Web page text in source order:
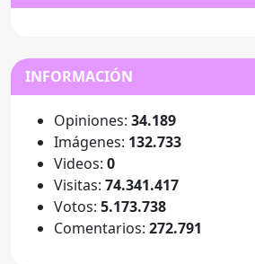
INFORMACIÓN
Opiniones: 34.189
Imágenes: 132.733
Videos: 0
Visitas: 74.341.417
Votos: 5.173.738
Comentarios: 272.791